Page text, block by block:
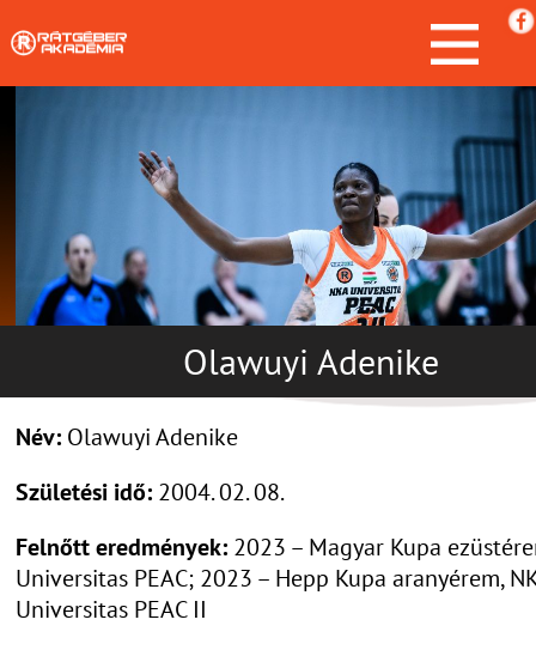
Olawuyi Adenike
Név: Olawuyi Adenike
Születési idő: 2004. 02. 08.
Felnőtt eredmények: 2023 – Magyar Kupa
Universitas PEAC; 2023 – Hepp Kupa aranyérem,
Universitas PEAC II